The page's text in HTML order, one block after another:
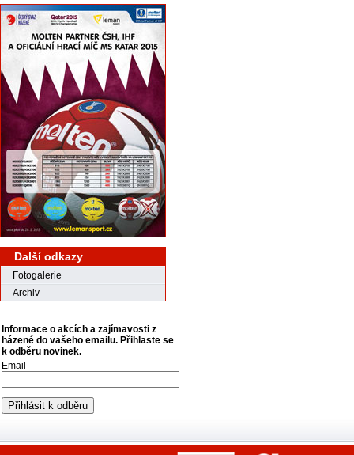
Další odkazy
Fotogalerie
Archiv
Informace o akcích a zajímavosti z
házené do vašeho emailu. Přihlaste se
k odběru novinek.
Email